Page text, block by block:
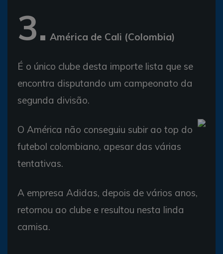
3. América de Cali (Colombia)
É o único clube desta importe lista que se
encontra disputando um campeonato da
segunda divisão.
O América não conseguiu subir ao top do
futebol colombiano, apesar das várias
tentativas.
A empresa Adidas, depois de vários anos,
retornou ao clube e resultou nesta linda
camisa.